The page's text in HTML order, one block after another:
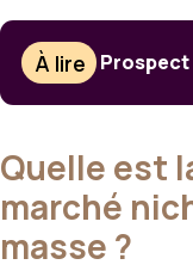
À lire
Quelle est
marché
masse ?